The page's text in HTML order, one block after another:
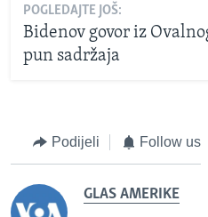
POGLEDAJTE JOŠ:
Bidenov govor iz
pun sadržaja
Podijeli Follow us
GLAS AMERIKE